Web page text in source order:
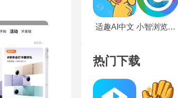
适趣AI中文 小智浏览器手机版
热门下载